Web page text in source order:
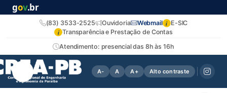
gov.br
Atendimento: presencial das 8h às 16h
(83) 3533-2525 Ouvidoria Webmail i E-SIC
i Transparência e Prestação de Contas
A- A A+ Alto contraste